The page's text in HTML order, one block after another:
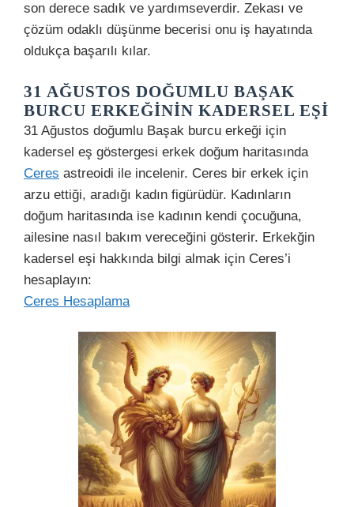
son derece sadık ve yardımseverdir. Zekası ve
çözüm odaklı düşünme becerisi onu iş hayatında
oldukça başarılı kılar.
31 AĞUSTOS DOĞUMLU BAŞAK
BURCU ERKEĞININ KADERSEL EŞI
31 Ağustos doğumlu Başak burcu erkeği için
kadersel eş göstergesi erkek doğum haritasında
Ceres astreoidi ile incelenir. Ceres bir erkek için
arzu ettiği, aradığı kadın figürüdür. Kadınların
doğum haritasında ise kadının kendi çocuğuna,
ailesine nasıl bakım vereceğini gösterir. Erkekğin
kadersel eşi hakkında bilgi almak için Ceres’i
hesaplayın:
Ceres Hesaplama